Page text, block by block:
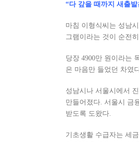
“다 갚을 때까지 새출
마침 이형식씨는 성남
그램이라는 것이 순전
당장 4900만 원이라는
은 마음만 들었던 차였
성남시나 서울시에서
만들어졌다. 서울시 금
받도록 도왔다.
기초생활 수급자는 세